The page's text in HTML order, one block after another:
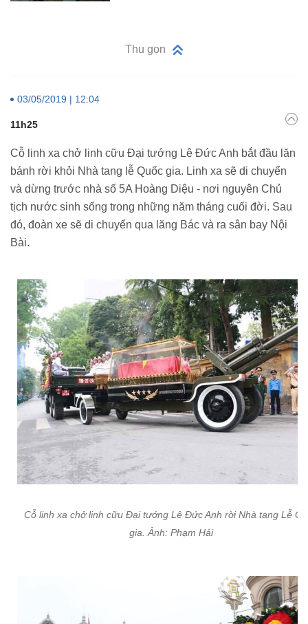
Thu gọn
03/05/2019 | 12:04
11h25
Cỗ linh xa chở linh cữu Đại tướng Lê Đức Anh bắt đầu lăn
bánh rời khỏi Nhà tang lễ Quốc gia. Linh xa sẽ di chuyển
và dừng trước nhà số 5A Hoàng Diệu - nơi nguyên Chủ
tịch nước sinh sống trong những năm tháng cuối đời. Sau
đó, đoàn xe sẽ di chuyển qua lăng Bác và ra sân bay Nội
Bài.
Cỗ linh xa chở linh cữu Đại tướng Lê Đức Anh rời Nhà tang Lễ
gia. Ảnh: Phạm Hải